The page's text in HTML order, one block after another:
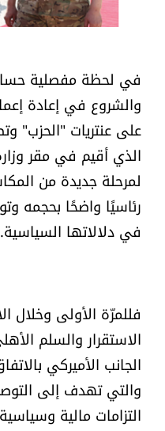
في لحظة مفصلية
والشروع في إعادة
على عنتريات "الحزب"
لمرحلة جديدة من
رئاسيًا واضحًا بحجمه
في دلالاتها السياسية.
فللمرّة الأولى
الاستقرار والسلم
الجانب الأميركي
والتي تهدف إلى
التزامات مالية